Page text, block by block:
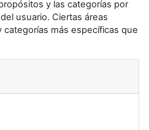
y las categorías por
usuario. Ciertas áreas
más específicas que